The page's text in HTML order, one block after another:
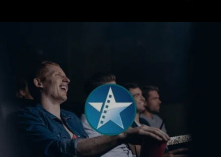
de klassieke filmervaring heeft getransformeerd
tot een eigentijds en veelzijdig belevingsconcept.
Met vestigingen in onder andere Nederland,
België, Frankrijk, Spanje en Noord-Amerika biedt
Kinepolis haar bezoekers een combinatie van
geavanceerde technologie, comfort en service.
De organisatie is actief in filmdistributie,
schermreclame, eventorganisatie en vastgoed,